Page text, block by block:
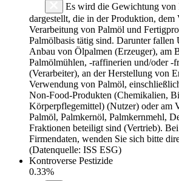
Es wird die Gewichtung von
dargestellt, die in der Produktion, dem
Verarbeitung von Palmöl und
Palmölbasis tätig sind. Darunter fallen
Anbau von Ölpalmen (Erzeuger), am
Palmölmühlen, -raffinerien und/oder -
(Verarbeiter), an der Herstellung von
Verwendung von Palmöl,
Non-Food-Produkten (Chemikalien,
Körperpflegemittel) (Nutzer) oder am
Palmöl, Palmkernöl, Palmkernmehl,
Fraktionen beteiligt sind (Vertrieb).
Firmendaten, wenden Sie sich bitte
(Datenquelle: ISS ESG)
Kontroverse Pestizide
0.33%